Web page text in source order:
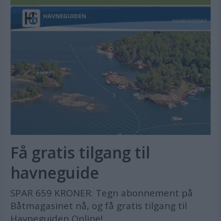
Få gratis tilgang til
havneguide
SPAR 659 KRONER: Tegn abonnement på
Båtmagasinet nå, og få gratis tilgang til